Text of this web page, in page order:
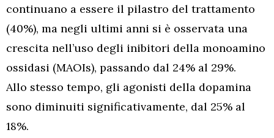
continuano a essere il pilastro del trattamento
(40%), ma negli ultimi anni si è osservata una
crescita nell’uso degli inibitori della monoamino
ossidasi (MAOIs), passando dal 24% al 29%.
Allo stesso tempo, gli agonisti della dopamina
sono diminuiti significativamente, dal 25% al
18%.